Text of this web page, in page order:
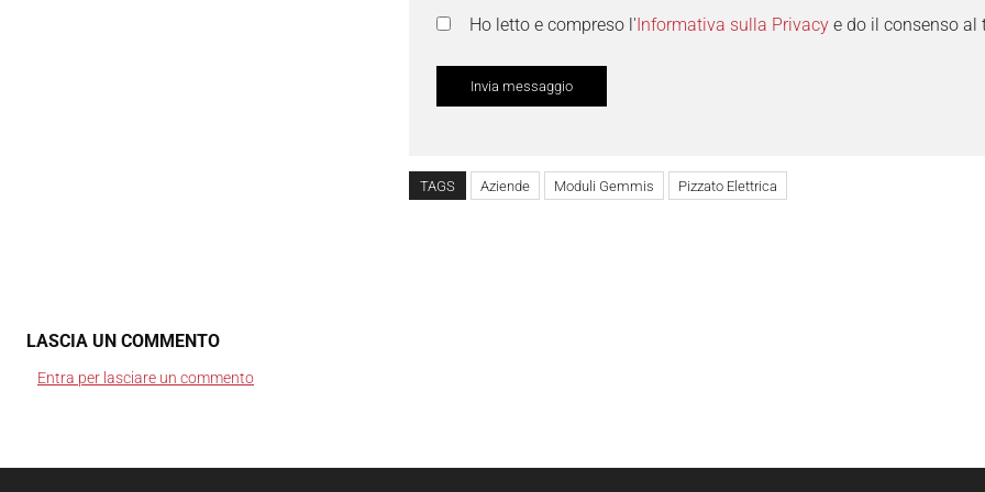
Ho letto e compreso l' Informativa sulla Privacy e do il consenso al
TAGS Aziende Moduli Gemmis Pizzato Elettrica
LASCIA UN COMMENTO
Entra per lasciare un commento